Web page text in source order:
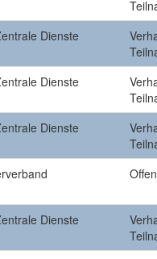
Dienste
Dienste
Dienste
Dienste